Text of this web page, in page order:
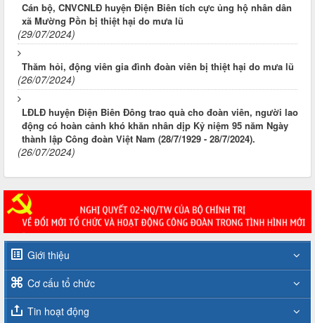
Cán bộ, CNVCNLĐ huyện Điện Biên tích cực ủng hộ nhân dân
xã Mường Pồn bị thiệt hại do mưa lũ
(29/07/2024)
Thăm hỏi, động viên gia đình đoàn viên bị thiệt hại do mưa lũ
(26/07/2024)
LĐLĐ huyện Điện Biên Đông trao quà cho đoàn viên, người lao
động có hoàn cảnh khó khăn nhân dịp Kỷ niệm 95 năm Ngày
thành lập Công đoàn Việt Nam (28/7/1929 - 28/7/2024).
(26/07/2024)
Giới thiệu
Cơ cấu tổ chức
Tin hoạt động